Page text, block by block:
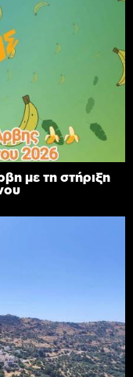
με τη στήριξη